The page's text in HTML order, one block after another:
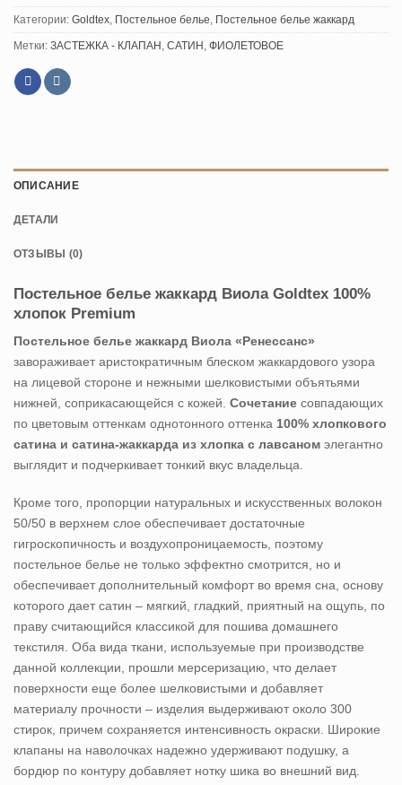
Категории: Goldtex Постельное белье Постельное белье жаккард
Метки: ЗАСТЕЖКА - КЛАПАН САТИН ФИОЛЕТОВОЕ
ОПИСАНИЕ
ДЕТАЛИ
ОТЗЫВЫ (0)
Постельное белье жаккард Виола Goldtex 100%
хлопок Premium
Постельное белье жаккард Виола «Ренессанс»
завораживает аристократичным блеском жаккардового узора
на лицевой стороне и нежными шелковистыми объятьями
нижней, соприкасающейся с кожей. Сочетание совпадающих
по цветовым оттенкам однотонного оттенка 100% хлопкового
сатина и сатина-жаккарда из хлопка с лавсаном элегантно
выглядит и подчеркивает тонкий вкус владельца.
Кроме того, пропорции натуральных и искусственных волокон
50/50 в верхнем слое обеспечивает достаточные
гигроскопичность и воздухопроницаемость, поэтому
постельное белье не только эффектно смотрится, но и
обеспечивает дополнительный комфорт во время сна, основу
которого дает сатин – мягкий, гладкий, приятный на ощупь, по
праву считающийся классикой для пошива домашнего
текстиля. Оба вида ткани, используемые при производстве
данной коллекции, прошли мерсеризацию, что делает
поверхности еще более шелковистыми и добавляет
материалу прочности – изделия выдерживают около 300
стирок, причем сохраняется интенсивность окраски. Широкие
клапаны на наволочках надежно удерживают подушку, а
бордюр по контуру добавляет нотку шика во внешний вид.